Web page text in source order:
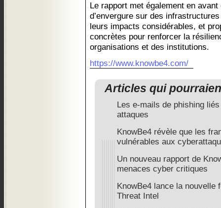
Le rapport met également en
d’envergure sur des
leurs impacts considérables, et
concrètes pour renforcer la
organisations et des institutions.
https://www.knowbe4.com/
Articles qui
Les e-mails de phishing
attaques
KnowBe4 révèle que les
vulnérables aux
Un nouveau rapport de
menaces cyber critiques
KnowBe4 lance la nouvelle
Threat Intel